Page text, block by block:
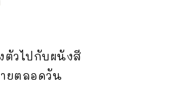
ตัวไปกับผนังสี
ยตลอดวัน